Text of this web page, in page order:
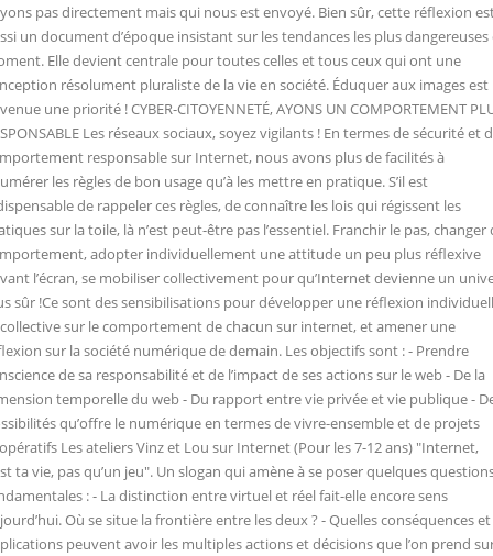
pas directement mais qui nous est envoyé. Bien sûr, cette réflexion
un document d’époque insistant sur les tendances les plus dangereuses
Elle devient centrale pour toutes celles et tous ceux qui ont une
résolument pluraliste de la vie en société. Éduquer aux images est
une priorité ! CYBER-CITOYENNETÉ, AYONS UN COMPORTEMENT
Les réseaux sociaux, soyez vigilants ! En termes de sécurité et
responsable sur Internet, nous avons plus de facilités à
les règles de bon usage qu’à les mettre en pratique. S’il est
de rappeler ces règles, de connaître les lois qui régissent les
sur la toile, là n’est peut-être pas l’essentiel. Franchir le pas, changer
adopter individuellement une attitude un peu plus réflexive
l’écran, se mobiliser collectivement pour qu’Internet devienne un
sûr !Ce sont des sensibilisations pour développer une réflexion
sur le comportement de chacun sur internet, et amener une
sur la société numérique de demain. Les objectifs sont : - Prendre
de sa responsabilité et de l’impact de ses actions sur le web - De la
temporelle du web - Du rapport entre vie privée et vie publique -
qu’offre le numérique en termes de vivre-ensemble et de projets
Les ateliers Vinz et Lou sur Internet (Pour les 7-12 ans) "Internet,
ta vie, pas qu’un jeu". Un slogan qui amène à se poser quelques
: - La distinction entre virtuel et réel fait-elle encore sens
Où se situe la frontière entre les deux ? - Quelles conséquences et
peuvent avoir les multiples actions et décisions que l’on prend